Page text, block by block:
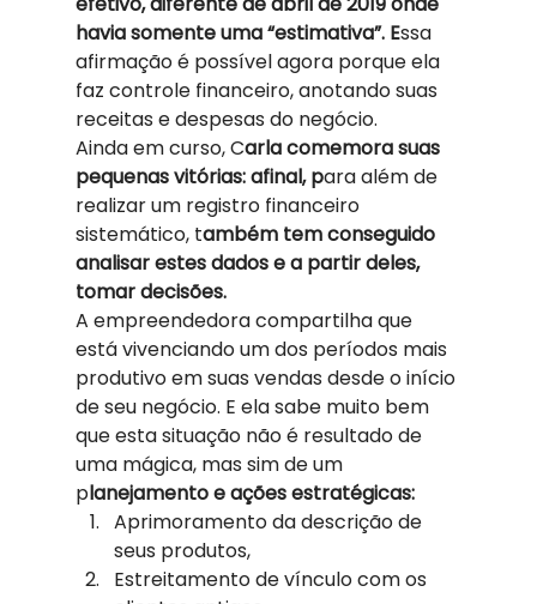
havia somente uma “estimativa”. Essa
afirmação é possível agora porque ela
faz controle financeiro, anotando suas
receitas e despesas do negócio.
Ainda em curso, Carla comemora suas
pequenas vitórias: afinal, para além de
realizar um registro financeiro
sistemático, também tem conseguido
analisar estes dados e a partir deles,
tomar decisões.
A empreendedora compartilha que
está vivenciando um dos períodos mais
produtivo em suas vendas desde o início
de seu negócio. E ela sabe muito bem
que esta situação não é resultado de
uma mágica, mas sim de um
planejamento e ações estratégicas:
Aprimoramento da descrição de
seus produtos,
Estreitamento de vínculo com os